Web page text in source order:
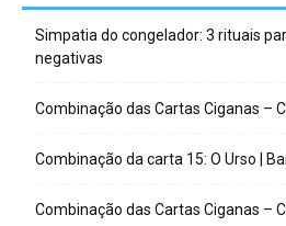
Simpatia do congelador: 3 rituais
negativas
Combinação das Cartas Ciganas –
Combinação da carta 15: O Urso |
Combinação das Cartas Ciganas –